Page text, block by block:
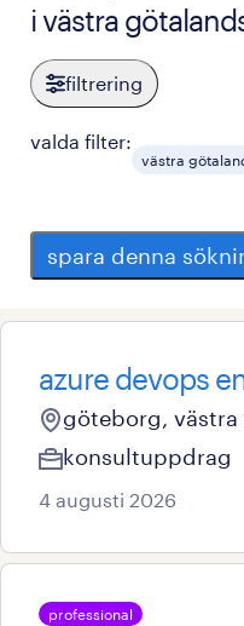
i västra
filtrering
valda filter:
västra
spara denna
azure devops
göteborg,
konsultuppdrag
4 augusti 2026
professional